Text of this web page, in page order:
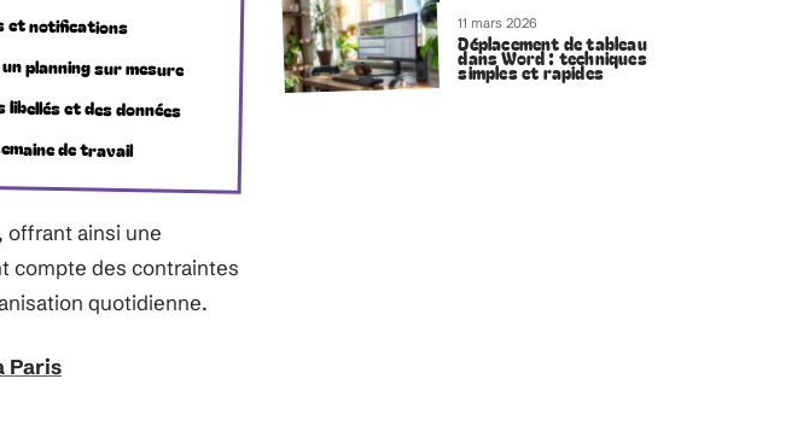
et notifications
planning sur mesure
et des données
de travail
offrant ainsi une
compte des contraintes
quotidienne.
Paris
11 mars 2026
Déplacement de tableau
dans Word : techniques
simples et rapides